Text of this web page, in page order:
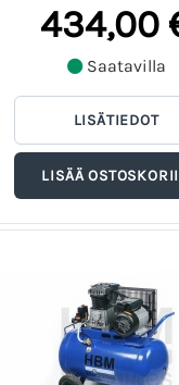
434,00
Saatavilla